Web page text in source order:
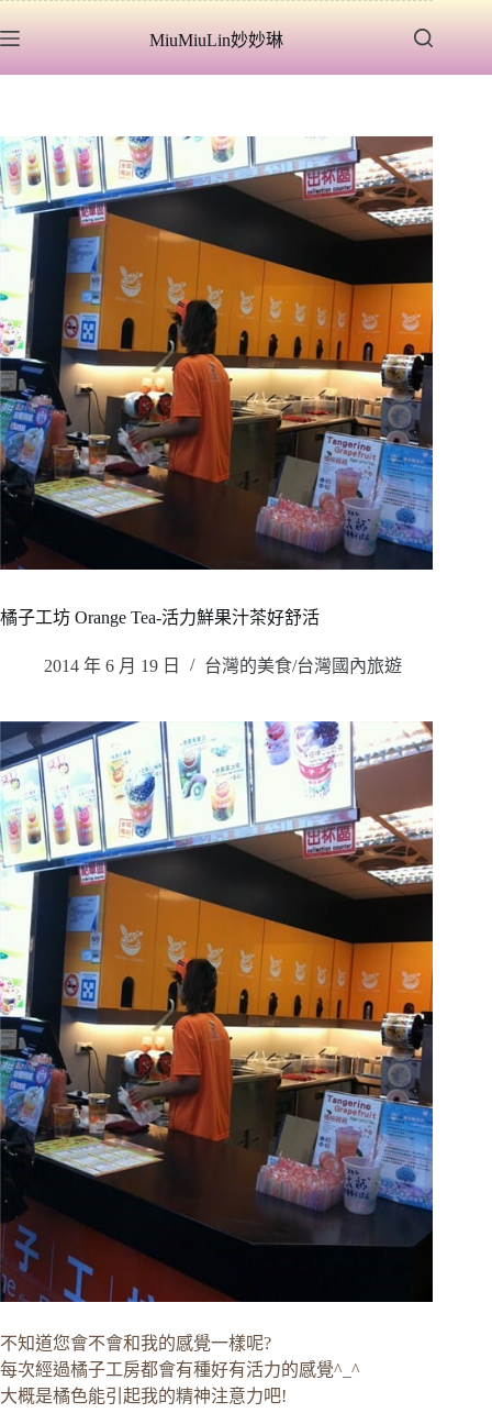
至
容
MiuMiuLin妙妙琳
橘子工坊 Orange Tea-活力鮮果汁茶好舒活
2014 年 6 月 19 日 台灣的美食/台灣國內旅遊
不知道您會不會和我的感覺一樣呢?
每次經過橘子工房都會有種好有活力的感覺^_^
大概是橘色能引起我的精神注意力吧!